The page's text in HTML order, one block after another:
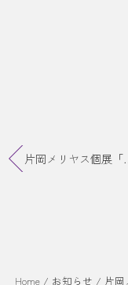
片岡メリ
Home / お知らせ / 片